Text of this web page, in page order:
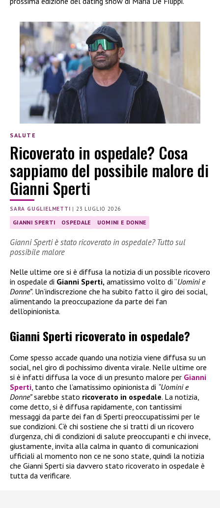
SALUTE
Ricoverato in ospedale? Cosa
sappiamo del possibile malore di
Gianni Sperti
SARA GUGLIELMETTI | 23 LUGLIO 2026
GIANNI SPERTI OSPEDALE UOMINI E DONNE
Gianni Sperti è stato ricoverato in ospedale? Tutto sul
possibile malore
Nelle ultime ore si è diffusa la notizia di un possible ricovero
in ospedale di Gianni Sperti, amatissimo volto di “Uomini e
Donne”. Un’indiscrezione che ha subito fatto il giro dei social,
alimentando la preoccupazione da parte dei fan
dell’opinionista.
Gianni Sperti ricoverato in ospedale?
Come spesso accade quando una notizia viene diffusa su un
social, nel giro di pochissimo diventa virale. Nelle ultime ore
si è infatti diffusa la voce di un presunto malore per Gianni
Sperti , tanto che l’amatissimo opinionista di “Uomini e
Donne”sarebbe stato ricoverato in ospedale. La notizia,
come detto, si è diffusa rapidamente, con tantissimi
messaggi da parte dei fan di Sperti preoccupatissimi per le
sue condizioni. C’è chi sostiene che si tratti di un ricovero
d’urgenza, chi di condizioni di salute preoccupanti e chi invece,
giustamente, invita alla calma in quanto di comunicazioni
ufficiali al momento non ce ne sono state, quindi la notizia
che Gianni Sperti sia davvero stato ricoverato in ospedale è
tutta da verificare.